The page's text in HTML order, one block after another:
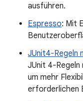
ausführen.
Espresso: Mit
JUnit4-Regeln
JUnit 4-
um mehr
erforderlichen